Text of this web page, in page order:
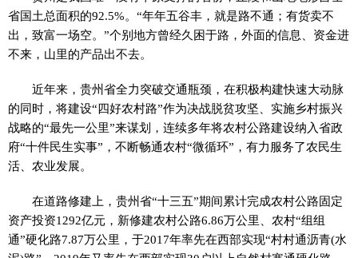
省国土总面积的92.5%。“年年五谷丰，就是路不通；有货卖不
出，致富一场空。”个别地方曾经久困于路，外面的信息、资金进
不来，山里的产品出不去。
近年来，贵州省全力突破交通瓶颈，在积极构建快速大动脉
的同时，将建设“四好农村路”作为决战脱贫攻坚、实施乡村振兴
战略的“最先一公里”来谋划，连续多年将农村公路建设纳入省政
府“十件民生实事”，不断畅通农村“微循环”，有力服务了农民生
活、农业发展。
在道路修建上，贵州省“十三五”期间累计完成农村公路固定
资产投资1292亿元，新修建农村公路6.86万公里、农村“组组
通”硬化路7.87万公里，于2017年率先在西部实现“村村通沥青(水